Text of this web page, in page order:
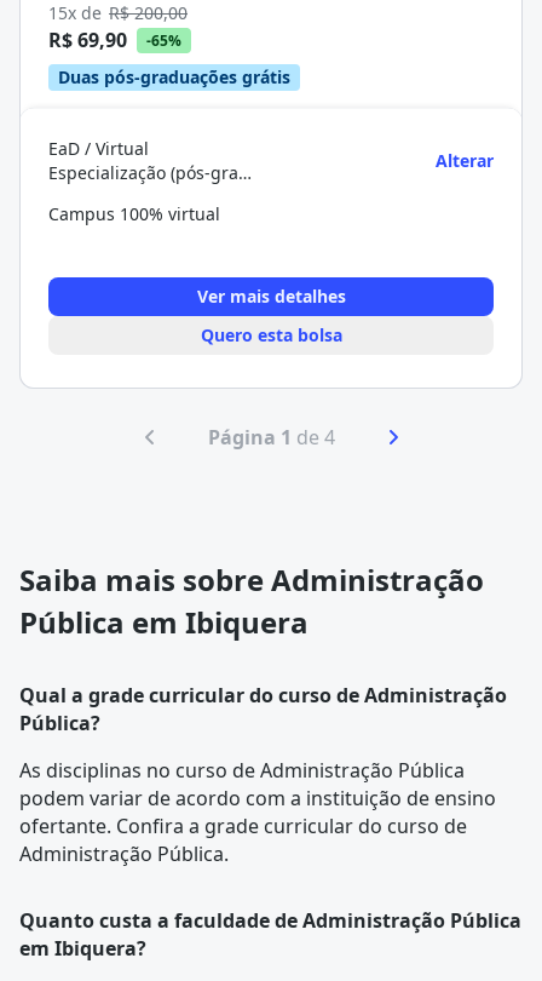
15x de R$ 200,00
R$ 69,90 -65%
Duas pós-graduações grátis
EaD / Virtual
Especialização (pós-graduação)
Alterar
Campus 100% virtual
Ver mais detalhes
Quero esta bolsa
Página 1 de 4
Saiba mais sobre Administração
Pública em Ibiquera
Qual a grade curricular do curso de Administração
Pública?
As disciplinas no curso de Administração Pública
podem variar de acordo com a instituição de ensino
ofertante. Confira a grade curriculardo curso de
Administração Pública.
Quanto custa a faculdade de Administração Pública
em Ibiquera?